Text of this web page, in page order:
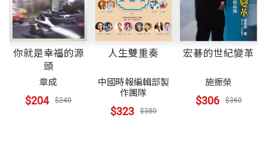
你就是幸福的源
頭
章成
$204 $240
人生雙重奏
中國時報編輯部製
作團隊
$323 $380
宏碁的世紀變革
施振榮
$306 $360